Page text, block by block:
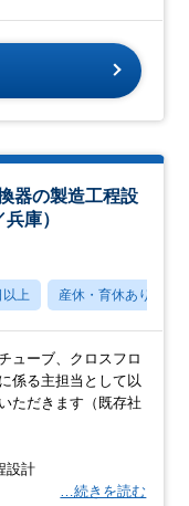
器の製造工程設
庫）
上 産休・育休あり
ューブ、クロスフロ
係る主担当として以
ただきます（既存社
設計
…続きを読む